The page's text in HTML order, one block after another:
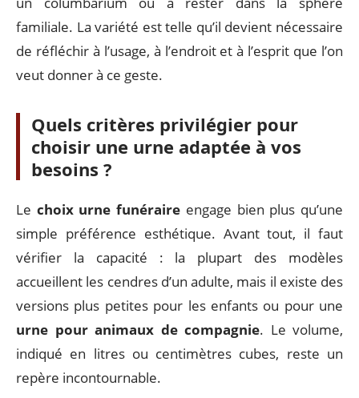
familiale. La variété est telle qu’il devient nécessaire
de réfléchir à l’usage, à l’endroit et à l’esprit que l’on
veut donner à ce geste.
Quels critères privilégier pour
choisir une urne adaptée à vos
besoins ?
Le choix urne funéraire engage bien plus qu’une
simple préférence esthétique. Avant tout, il faut
vérifier la capacité : la plupart des modèles
accueillent les cendres d’un adulte, mais il existe des
versions plus petites pour les enfants ou pour une
urne pour animaux de compagnie. Le volume,
indiqué en litres ou centimètres cubes, reste un
repère incontournable.